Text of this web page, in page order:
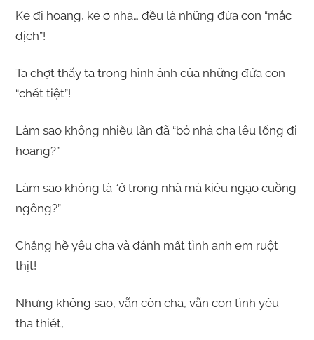
Kẻ đi hoang, kẻ ở nhà… đều là những đứa con “mắc
dịch”!
Ta chợt thấy ta trong hình ảnh của những đứa con
“chết tiệt”!
Làm sao không nhiều lần đã “bỏ nhà cha lêu lổng đi
hoang?”
Làm sao không là “ở trong nhà mà kiêu ngạo cuồng
ngông?”
Chẳng hề yêu cha và đánh mất tình anh em ruột
thịt!
Nhưng không sao, vẫn còn cha, vẫn con tình yêu
tha thiết,